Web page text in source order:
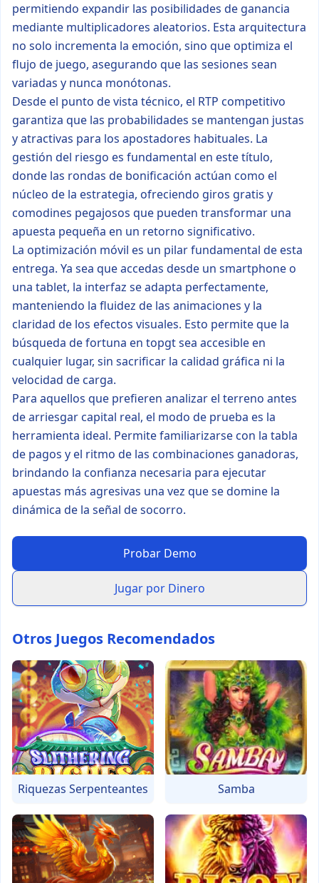
permitiendo expandir las posibilidades de ganancia
mediante multiplicadores aleatorios. Esta arquitectura
no solo incrementa la emoción, sino que optimiza el
flujo de juego, asegurando que las sesiones sean
variadas y nunca monótonas.
Desde el punto de vista técnico, el RTP competitivo
garantiza que las probabilidades se mantengan justas
y atractivas para los apostadores habituales. La
gestión del riesgo es fundamental en este título,
donde las rondas de bonificación actúan como el
núcleo de la estrategia, ofreciendo giros gratis y
comodines pegajosos que pueden transformar una
apuesta pequeña en un retorno significativo.
La optimización móvil es un pilar fundamental de esta
entrega. Ya sea que accedas desde un smartphone o
una tablet, la interfaz se adapta perfectamente,
manteniendo la fluidez de las animaciones y la
claridad de los efectos visuales. Esto permite que la
búsqueda de fortuna en topgt sea accesible en
cualquier lugar, sin sacrificar la calidad gráfica ni la
velocidad de carga.
Para aquellos que prefieren analizar el terreno antes
de arriesgar capital real, el modo de prueba es la
herramienta ideal. Permite familiarizarse con la tabla
de pagos y el ritmo de las combinaciones ganadoras,
brindando la confianza necesaria para ejecutar
apuestas más agresivas una vez que se domine la
dinámica de la señal de socorro.
Probar Demo
Jugar por Dinero
Otros Juegos Recomendados
Riquezas Serpenteantes Samba